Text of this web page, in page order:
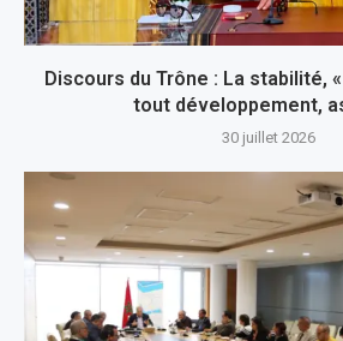
Discours du Trône : La stabilité,
tout développement,
30 juillet 2026